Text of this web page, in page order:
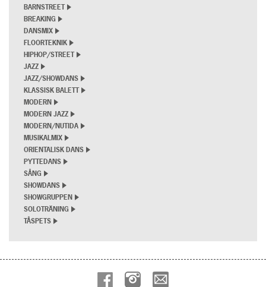
BARNSTREET
BREAKING
DANSMIX
FLOORTEKNIK
HIPHOP/STREET
JAZZ
JAZZ/SHOWDANS
KLASSISK BALETT
MODERN
MODERN JAZZ
MODERN/NUTIDA
MUSIKALMIX
ORIENTALISK DANS
PYTTEDANS
SÅNG
SHOWDANS
SHOWGRUPPEN
SOLOTRÄNING
TÅSPETS